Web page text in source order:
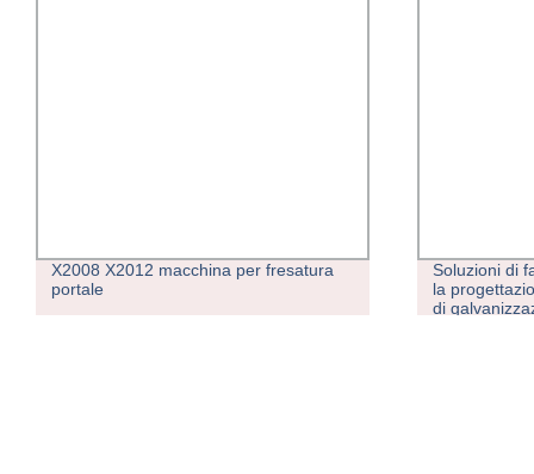
X2008 X2012 macchina per fresatura
portale
Soluzioni di
la
di